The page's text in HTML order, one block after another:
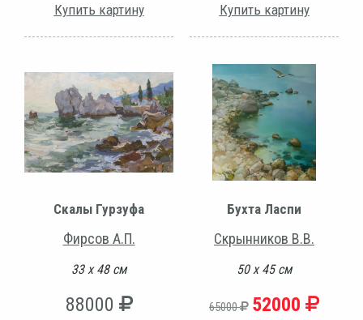
Купить картину Купить картину
Скалы Гурзуфа
Фирсов А.П.
33 х 48 см
88000
Бухта Ласпи
Скрынников В.В.
50 х 45 см
65000 52000